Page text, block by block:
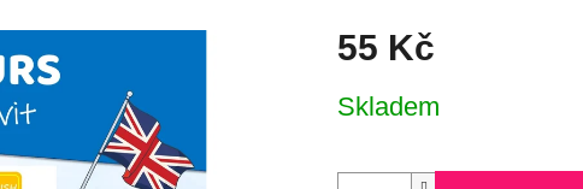
55 Kč
cena:
Skladem